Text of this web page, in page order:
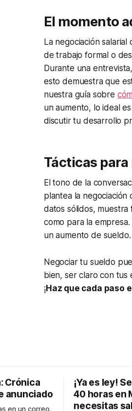
El momento
La negociación
de trabajo formal o
Durante una
esto demuestra que
nuestra guía sobre
un aumento, lo ideal
discutir tu desarrollo
Tácticas
El tono de la
plantea la negociación
datos sólidos, muestra
como para la
un aumento de sueldo.
Negociar tu sueldo
bien, ser claro con tus
¡Haz que cada paso
Crónica
anunciado
en un correo
¡Ya es ley!
40 horas en
necesitas